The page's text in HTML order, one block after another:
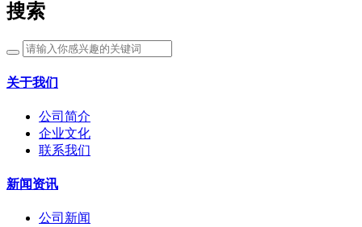
搜索
关于我们
公司简介
企业文化
联系我们
新闻资讯
公司新闻